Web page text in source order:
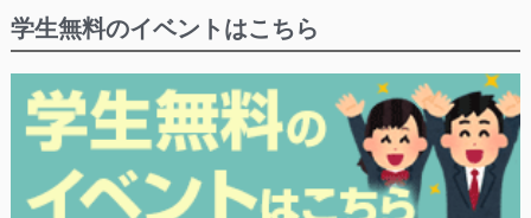
学生無料のイベントはこちら